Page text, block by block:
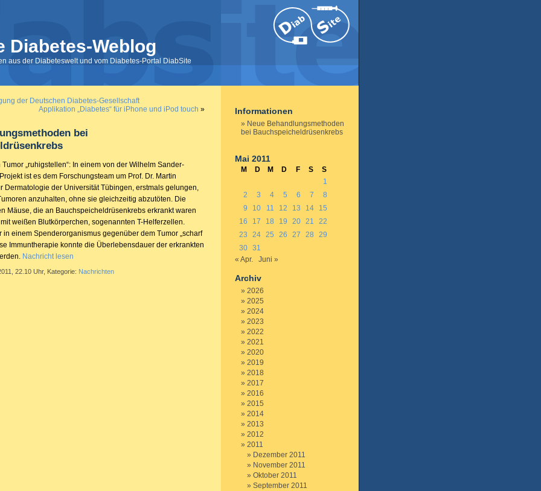
Diabetes-Weblog
aus der Diabeteswelt und vom Diabetes-Portal DiabSite
der Deutschen Diabetes-Gesellschaft
Applikation „Diabetes“ für iPhone und iPod touch »
bei
„ruhigstellen“: In einem von der Wilhelm Sander-
ist es dem Forschungsteam um Prof. Dr. Martin
Dermatologie der Universität Tübingen, erstmals gelungen,
anzuhalten, ohne sie gleichzeitig abzutöten. Die
Mäuse, die an Bauchspeicheldrüsenkrebs erkrankt waren
weißen Blutkörperchen, sogenannten T-Helferzellen.
in einem Spenderorganismus gegenüber dem Tumor „scharf
Immuntherapie konnte die Überlebensdauer der erkrankten
Nachricht lesen
22.10 Uhr, Kategorie: Nachrichten
Informationen
Neue Behandlungsmethoden
bei Bauchspeicheldrüsenkrebs
Mai 2011
M D M D F S
S
1
2
3 4 5 6 7
8
9
10 11 12 13 14
15
16
17 18 19 20 21
22
23
24 25 26 27 28
29
30 31
« Apr.
Juni »
Archiv
2026
2025
2024
2023
2022
2021
2020
2019
2018
2017
2016
2015
2014
2013
2012
2011
Dezember 2011
November 2011
Oktober 2011
September 2011